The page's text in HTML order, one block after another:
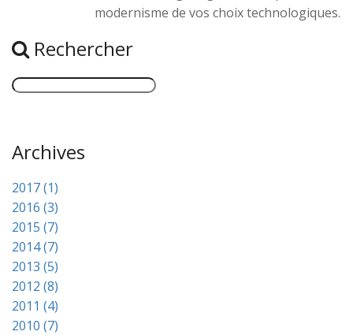
modernisme de vos choix technologiques.
Rechercher
Archives
2017 (1)
2016 (3)
2015 (7)
2014 (7)
2013 (5)
2012 (8)
2011 (4)
2010 (7)